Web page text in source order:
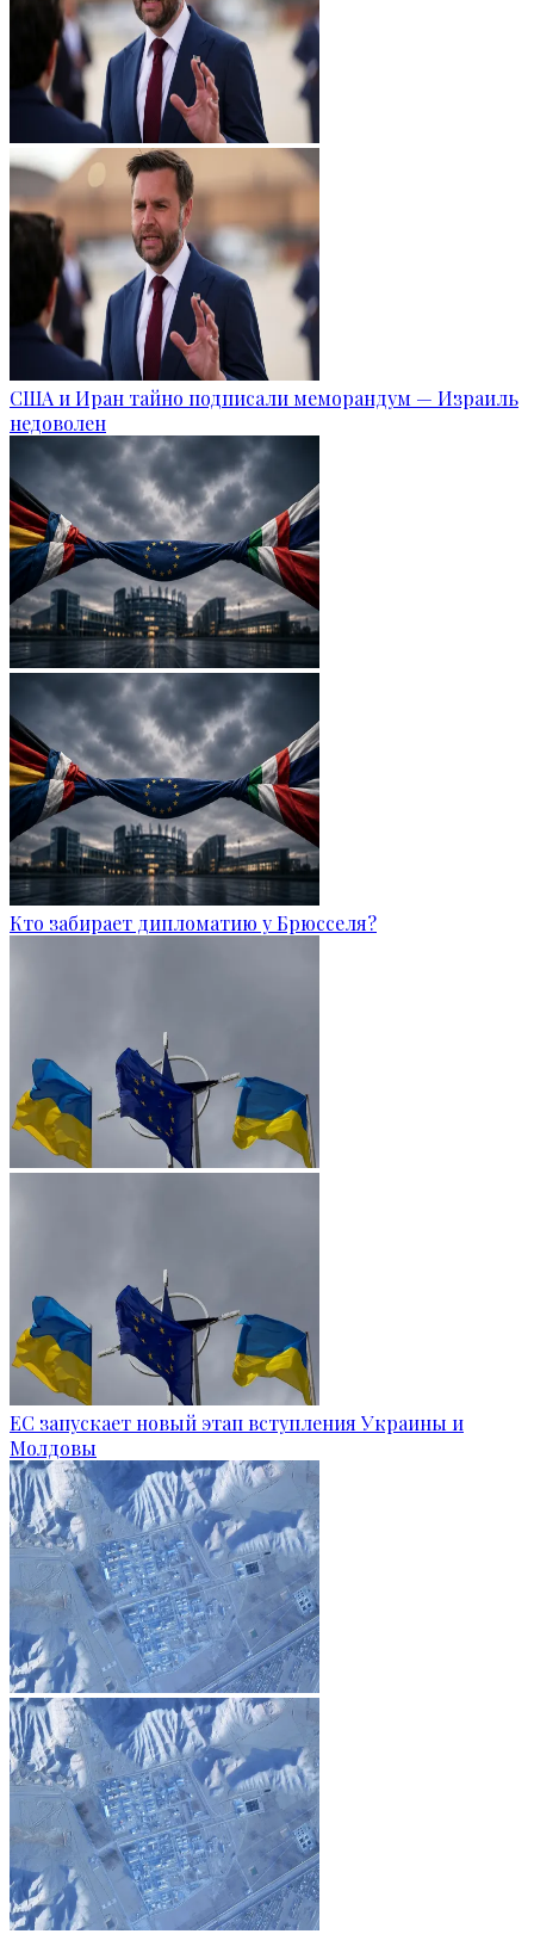
США и Иран тайно подписали меморандум — Израиль
недоволен
Кто забирает дипломатию у Брюсселя?
ЕС запускает новый этап вступления Украины и
Молдовы